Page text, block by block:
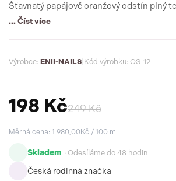
Šťavnatý papájově oranžový odstín plný
... Číst více
Výrobce: ENII-NAILS Kód výrobku: OS-12
198 Kč249 Kč
Měrná cena: 1 980,00Kč / 100 ml
Skladem · Odesíláme do 48 hodin
Česká rodinná značka